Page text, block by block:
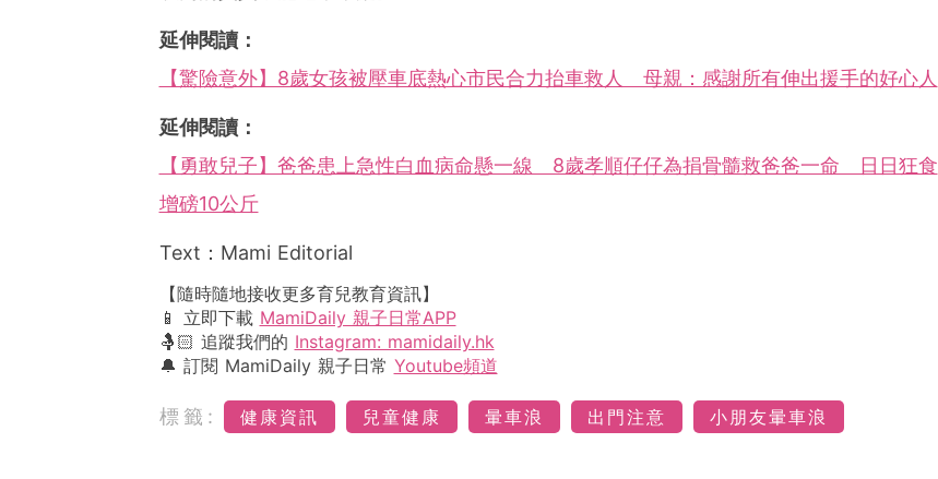
延伸閱讀：
【驚險意外】8歲女孩被壓車底熱心市民合力抬車救人 母親：感謝所有伸出援手的好心人
延伸閱讀：
【勇敢兒子】爸爸患上急性白血病命懸一線 8歲孝順仔仔為捐骨髓救爸爸一命 日日狂食
增磅10公斤
Text：Mami Editorial
【隨時隨地接收更多育兒教育資訊】
📱 立即下載 MamiDaily 親子日常APP
🤱🏻 追蹤我們的 Instagram: mamidaily.hk
🔔 訂閱 MamiDaily 親子日常 Youtube頻道
標籤: 健康資訊 兒童健康 暈車浪 出門注意 小朋友暈車浪